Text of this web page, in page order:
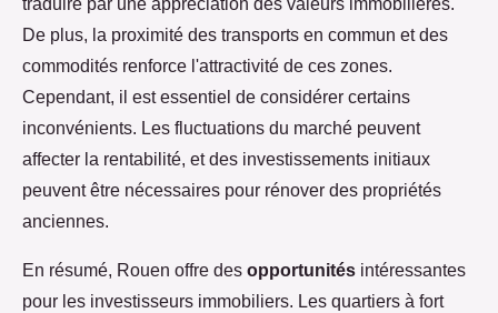
traduire par une appréciation des valeurs immobilières.
De plus, la proximité des transports en commun et des
commodités renforce l'attractivité de ces zones.
Cependant, il est essentiel de considérer certains
inconvénients. Les fluctuations du marché peuvent
affecter la rentabilité, et des investissements initiaux
peuvent être nécessaires pour rénover des propriétés
anciennes.
En résumé, Rouen offre des opportunités intéressantes
pour les investisseurs immobiliers. Les quartiers à fort